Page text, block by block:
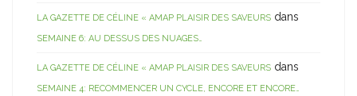
LA GAZETTE DE CÉLINE « AMAP PLAISIR DES SAVEURS dans
SEMAINE 6: AU DESSUS DES NUAGES…
LA GAZETTE DE CÉLINE « AMAP PLAISIR DES SAVEURS dans
SEMAINE 4: RECOMMENCER UN CYCLE, ENCORE ET ENCORE…